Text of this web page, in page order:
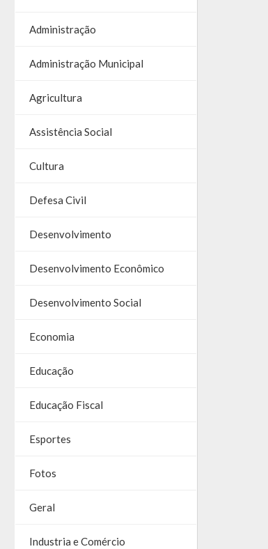
Administração
Administração Municipal
Agricultura
Assistência Social
Cultura
Defesa Civil
Desenvolvimento
Desenvolvimento Econômico
Desenvolvimento Social
Economia
Educação
Educação Fiscal
Esportes
Fotos
Geral
Industria e Comércio